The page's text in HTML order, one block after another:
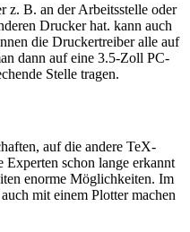
z. B. an der Arbeitsstelle oder
Drucker hat. kann auch
die Druckertreiber alle auf
dann auf eine 3.5-Zoll PC-
Stelle tragen.
auf die andere TeX-
Experten schon lange erkannt
enorme Möglichkeiten. Im
mit einem Plotter machen